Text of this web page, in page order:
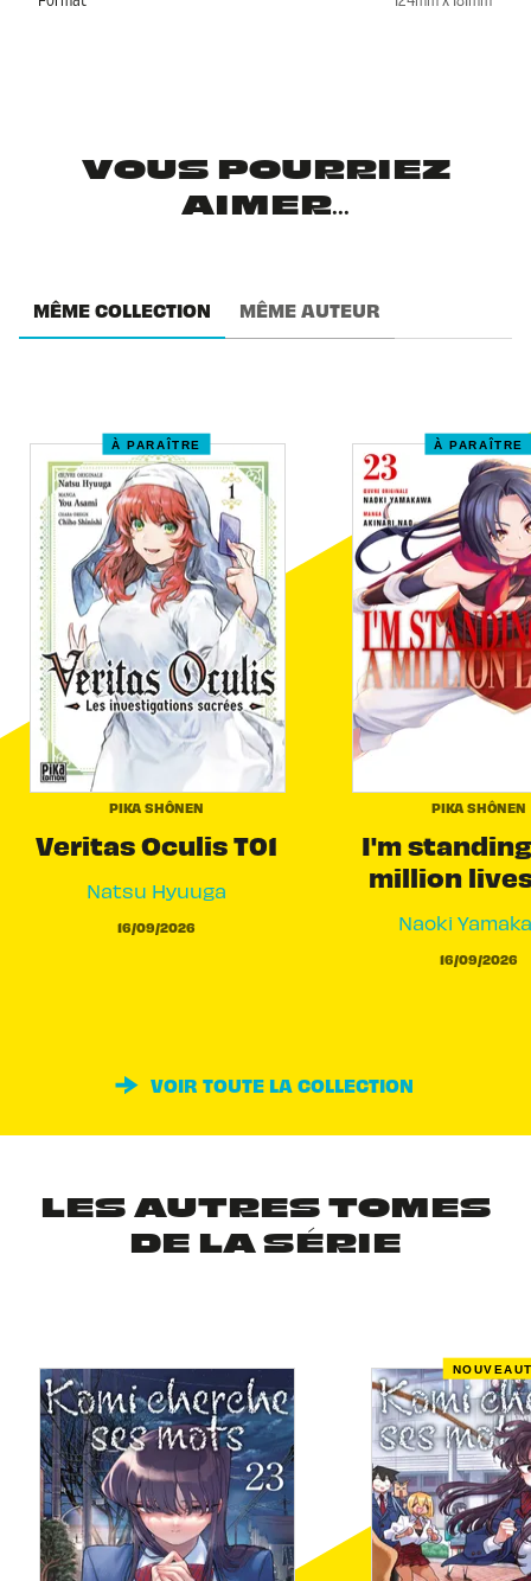
VOUS POURRIEZ
AIMER...
MÊME COLLECTION MÊME AUTEUR
À PARAÎTRE
PIKA SHÔNEN
Veritas Oculis T01
Natsu Hyuuga
16/09/2026
À PARAÎTRE
PIKA SHÔNEN
I'm
million
Naoki
16/09/2026
VOIR TOUTE LA COLLECTION
LES AUTRES TOMES
DE LA SÉRIE